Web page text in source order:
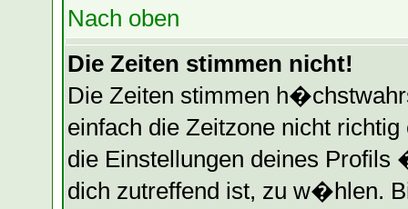
Nach oben
Die Zeiten stimmen nicht!
Die Zeiten stimmen
einfach die Zeitzone nicht
die Einstellungen deines
dich zutreffend ist, zu w�hlen.